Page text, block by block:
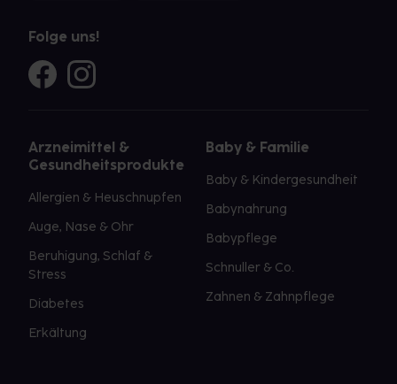
Folge uns!
Arzneimittel &
Gesundheitsprodukte
Allergien & Heuschnupfen
Auge, Nase & Ohr
Beruhigung, Schlaf &
Stress
Diabetes
Erkältung
Baby & Familie
Baby & Kindergesundheit
Babynahrung
Babypflege
Schnuller & Co.
Zahnen & Zahnpflege